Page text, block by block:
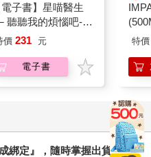
電子書】星喵醫生
聽聽我的煩惱吧-假
挑戰
價 231 元
電子書
特價
綁定』，隨時掌握出貨動